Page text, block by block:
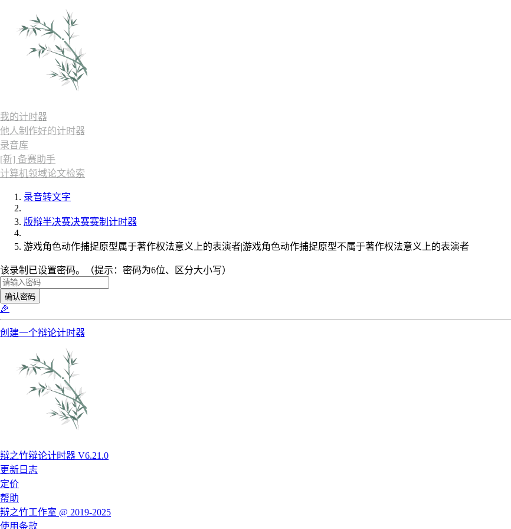
我的计时器
他人制作好的计时器
录音库
[新] 备赛助手
计算机领域论文检索
录音转文字
版辩半决赛决赛赛制计时器
游戏角色动作捕捉原型属于著作权法意义上的表演者|游戏角色动作捕捉原型不属于著作权法意义上的表演者
该录制已设置密码。（提示：密码为6位、区分大小写）
确认密码
🎉
创建一个辩论计时器
辩之竹辩论计时器 V6.21.0
更新日志
定价
帮助
辩之竹工作室 @ 2019-2025
使用条款